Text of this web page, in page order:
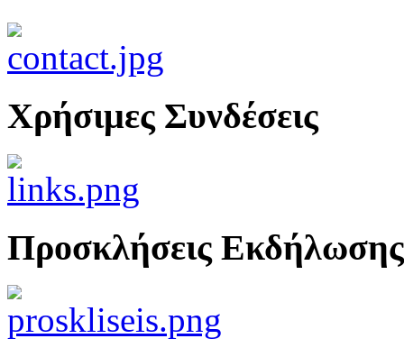
Χρήσιμες Συνδέσεις
Προσκλήσεις